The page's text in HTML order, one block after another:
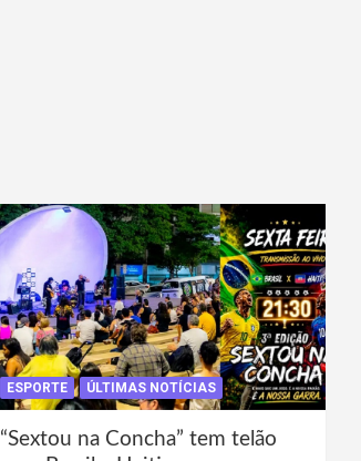
ESPORTE ÚLTIMAS NOTÍCIAS
“Sextou na Concha” tem telão